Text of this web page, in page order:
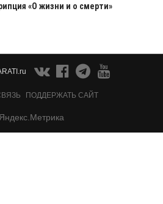
«О жизни и о смерти»
ПОДДЕРЖАТЬ САЙТ